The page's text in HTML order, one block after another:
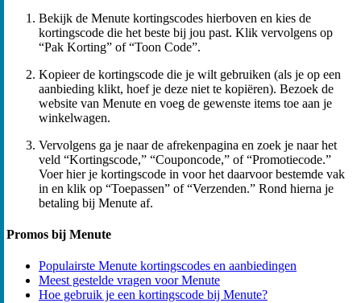
Bekijk de Menute kortingscodes hierboven en kies de
kortingscode die het beste bij jou past. Klik vervolgens op
“Pak Korting” of “Toon Code”.
Kopieer de kortingscode die je wilt gebruiken (als je op een
aanbieding klikt, hoef je deze niet te kopiëren). Bezoek de
website van Menute en voeg de gewenste items toe aan je
winkelwagen.
Vervolgens ga je naar de afrekenpagina en zoek je naar het
veld “Kortingscode,” “Couponcode,” of “Promotiecode.”
Voer hier je kortingscode in voor het daarvoor bestemde vak
in en klik op “Toepassen” of “Verzenden.” Rond hierna je
betaling bij Menute af.
Promos bij Menute
Populairste Menute kortingscodes en aanbiedingen
Meest gestelde vragen voor Menute
Hoe gebruik je een kortingscode bij Menute?